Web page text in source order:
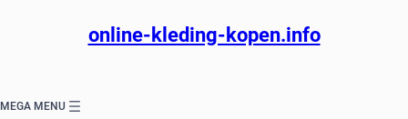
online-kleding-kopen.info
MEGA MENU